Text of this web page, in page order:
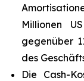
Millionen
gegenüber
des
Die Cash-